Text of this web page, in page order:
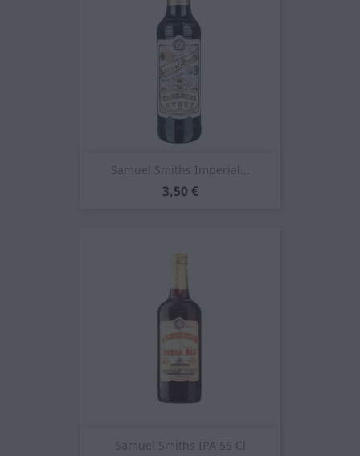
Samuel Smiths Imperial...
Prezzo
3,50 €
Samuel Smiths IPA 55 Cl